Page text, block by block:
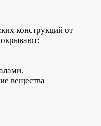
конструкций от
вещества